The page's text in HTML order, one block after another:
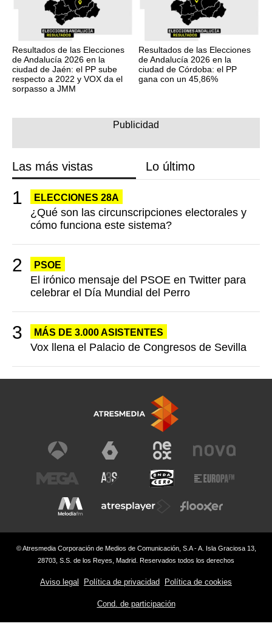
Resultados de las Elecciones
de Andalucía 2026 en la
ciudad de Jaén: el PP sube
respecto a 2022 y VOX da el
sorpasso a JMM
Resultados de las Elecciones
de Andalucía 2026 en la
ciudad de Córdoba: el PP
gana con un 45,86%
Las más vistas Lo último
ELECCIONES 28A
¿Qué son las circunscripciones electorales y
cómo funciona este sistema?
PSOE
El irónico mensaje del PSOE en Twitter para
celebrar el Día Mundial del Perro
MÁS DE 3.000 ASISTENTES
Vox llena el Palacio de Congresos de Sevilla
© Atresmedia Corporación de Medios de Comunicación, S.A - A. Isla Graciosa 13,
28703, S.S. de los Reyes, Madrid. Reservados todos los derechos
Aviso legal Política de privacidad Política de cookies
Cond. de participación